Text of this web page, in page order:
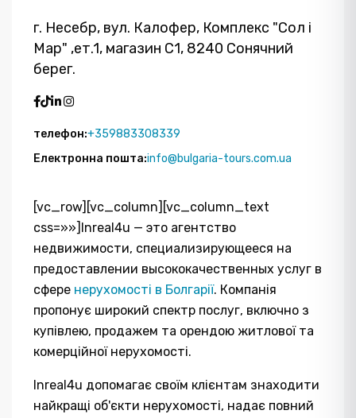
г. Несебр, вул. Калофер, Комплекс "Сол і
Мар" ,ет.1, магазин С1, 8240 Сонячний
берег.
телефон:+359883308339
Електронна пошта:info@bulgaria-tours.com.ua
[vc_row][vc_column][vc_column_text
css=»»]Inreal4u — это агентство
недвижимости, специализирующееся на
предоставлении высококачественных услуг в
сфере нерухомості в Болгарії. Компанія
пропонує широкий спектр послуг, включно з
купівлею, продажем та орендою житлової та
комерційної нерухомості.
Inreal4u допомагає своїм клієнтам знаходити
найкращі об'єкти нерухомості, надає повний